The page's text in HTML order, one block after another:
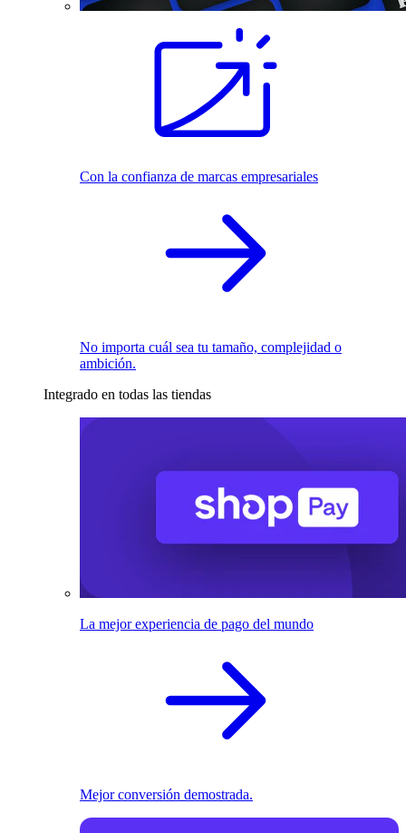
Con la confianza de marcas empresariales
No importa cuál sea tu tamaño, complejidad o
ambición.
Integrado en todas las tiendas
La mejor experiencia de pago del mundo
Mejor conversión demostrada.